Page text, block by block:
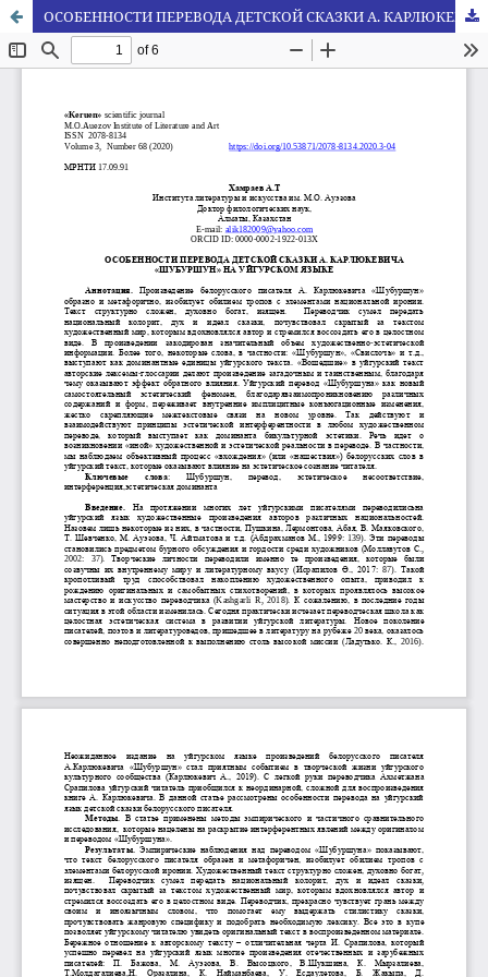
ОСОБЕННОСТИ ПЕРЕВОДА ДЕТСКОЙ СКАЗКИ А. КАРЛЮКЕВИЧА «ШУБУРШУН» НА УЙГУРСКОМ ЯЗЫКЕ